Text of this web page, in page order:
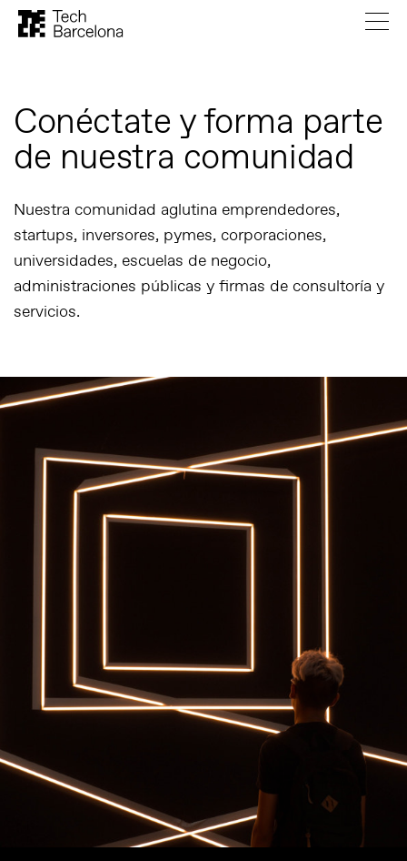
Conéctate y forma parte
de nuestra comunidad
Nuestra comunidad aglutina emprendedores,
startups, inversores, pymes, corporaciones,
universidades, escuelas de negocio,
administraciones públicas y firmas de consultoría y
servicios.